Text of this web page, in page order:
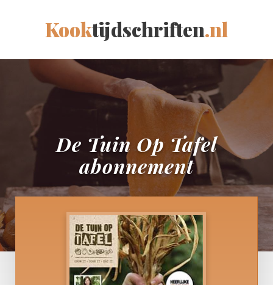
Kooktijdschriften.nl
De Tuin Op Tafel
abonnement